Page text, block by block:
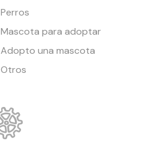
Perros
Mascota para adoptar
Adopto una mascota
Otros